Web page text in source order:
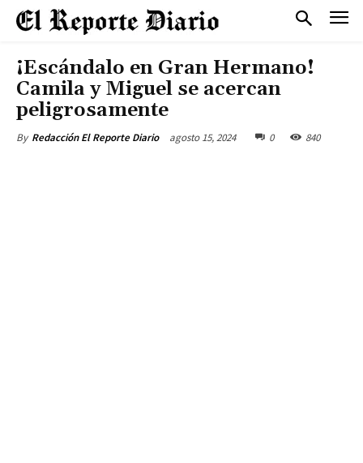
¡Escándalo en Gran Hermano!
Camila y Miguel se acercan
peligrosamente
By Redacción El Reporte Diario agosto 15, 2024 0 840